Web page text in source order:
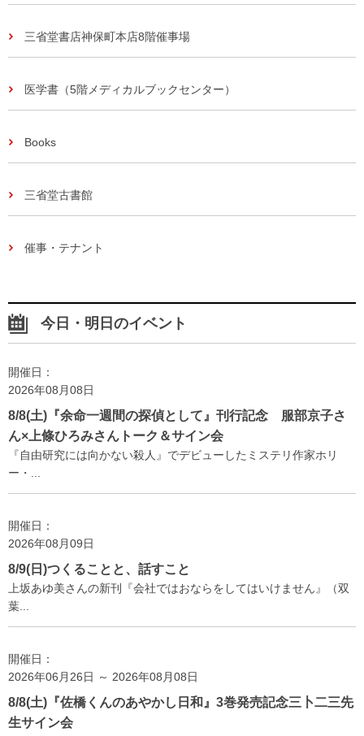
三省堂書店神保町本店8階催事場
医学書（5階メディカルブックセンター）
Books
三省堂古書館
催事・テナント
今日・明日のイベント
開催日：
2026年08月08日
8/8(土)『余命一週間の探偵として』刊行記念 服部京子さ
ん×上條ひろみさんトーク＆サイン会
『自由研究には向かない殺人』でデビューしたミステリ作家ホリ
ー・...
開催日：
2026年08月09日
8/9(日)つくることと、話すこと
上坂あゆ美さんの新刊『会社ではおならをしてはいけません』（双
葉...
開催日：
2026年06月26日 ～ 2026年08月08日
8/8(土)『佐橋くんのあやかし日和』3巻発売記念三卜二三先
生サイン会